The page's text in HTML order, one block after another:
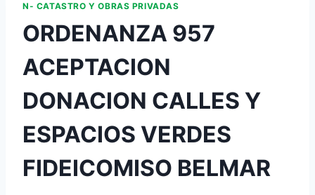
N- CATASTRO Y OBRAS PRIVADAS
ORDENANZA 957
ACEPTACION
DONACION CALLES Y
ESPACIOS VERDES
FIDEICOMISO BELMAR